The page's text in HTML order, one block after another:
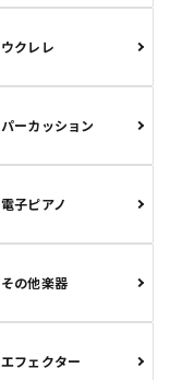
ウクレレ
パーカッション
電子ピアノ
その他楽器
エフェクター